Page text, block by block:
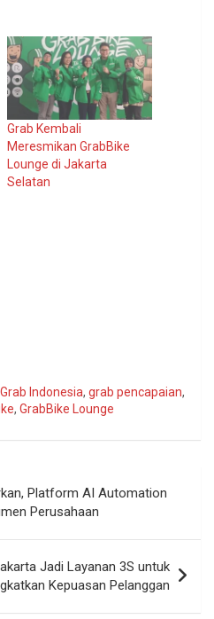
Grab Kembali
Meresmikan GrabBike
Lounge di Jakarta
Selatan
Grab Indonesia, grab pencapaian,
, GrabBike Lounge
Platform AI Automation
Perusahaan
Jadi Layanan 3S untuk
Kepuasan Pelanggan